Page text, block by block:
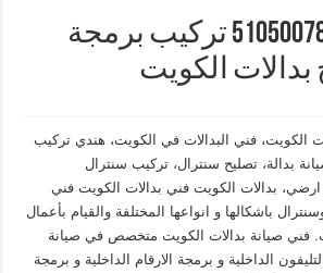
فني بدالات 51050078 تركيب برمجة
بدالات الكويت
الكويت، فني البدالات في الكويت، هندي تركيب
بدالة، تصليح سنترال، تركيب سنترال
ارضي، بدالات الكويت فني بدالات الكويت فني
باشكالها و انواعها المختلفة والقيام بأعمال
فني صيانة بدالات الكويت متخصص في صيانة
الداخلية و برمجة الارقام الداخلية و برمجة